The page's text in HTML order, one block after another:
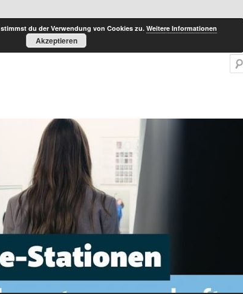
du der Verwendung von Cookies zu.Weitere Informationen
Akzeptieren